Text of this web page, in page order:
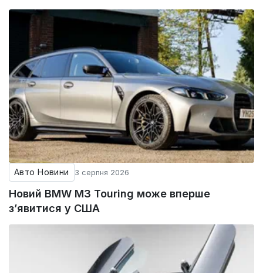
Авто Новини 3 серпня 2026
Новий BMW M3 Touring може вперше
з’явитися у США